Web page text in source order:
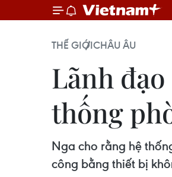
THẾ GIỚICHÂU ÂU
Lãnh
thống
Nga cho rằng hệ
công bằng thiết bị